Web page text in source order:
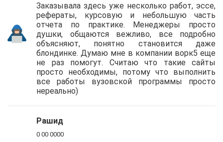
Заказывала здесь уже несколько работ, эссе,
рефераты, курсовую и небольшую часть
отчета по практике. Менеджеры просто
душки, общаются вежливо, все подробно
объясняют, понятно становится даже
блондинке. Думаю мне в компании ворк5 еще
не раз помогут. Считаю что такие сайты
просто необходимы, потому что выполнить
все работы вузовской программы просто
нереально)
Рашид
0 00 0000